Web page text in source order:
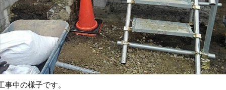
事中の様子です。